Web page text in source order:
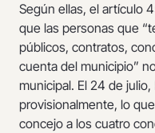
Según ellas, el artículo
que las personas que
públicos, contratos,
cuenta del municipio”
municipal. El 24 de
provisionalmente, lo
concejo a los cuatro